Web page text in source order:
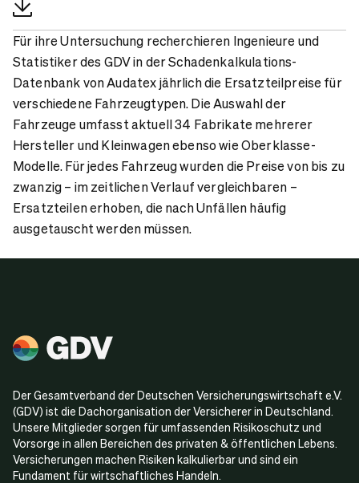
Für ihre Untersuchung recherchieren Ingenieure und
Statistiker des GDV in der Schadenkalkulations-
Datenbank von Audatex jährlich die Ersatzteilpreise für
verschiedene Fahrzeugtypen. Die Auswahl der
Fahrzeuge umfasst aktuell 34 Fabrikate mehrerer
Hersteller und Kleinwagen ebenso wie Oberklasse-
Modelle. Für jedes Fahrzeug wurden die Preise von bis zu
zwanzig – im zeitlichen Verlauf vergleichbaren –
Ersatzteilen erhoben, die nach Unfällen häufig
ausgetauscht werden müssen.
Der Gesamtverband der Deutschen Versicherungswirtschaft e.V.
(GDV) ist die Dachorganisation der Versicherer in Deutschland.
Unsere Mitglieder sorgen für umfassenden Risikoschutz und
Vorsorge in allen Bereichen des privaten & öffentlichen Lebens.
Versicherungen machen Risiken kalkulierbar und sind ein
Fundament für wirtschaftliches Handeln.